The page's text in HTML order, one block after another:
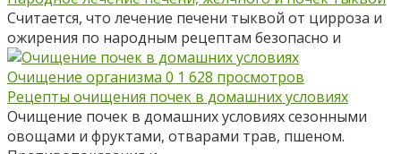
Считается, что лечение печени тыквой от цирроза и
ожирения по народным рецептам безопасно и
Очищение организма 0 1 628 просмотров
Рецепты очищения почек в домашних условиях
Очищение почек в домашних условиях сезонными
овощами и фруктами, отварами трав, пшеном.